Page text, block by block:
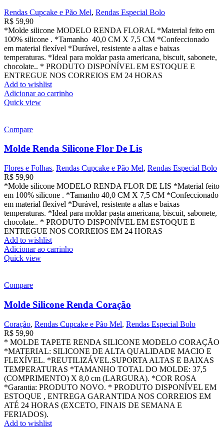
Rendas Cupcake e Pão Mel, Rendas Especial Bolo
R$ 59,90
*Molde silicone MODELO RENDA FLORAL *Material feito em
100% silicone . *Tamanho 40,0 CM X 7,5 CM *Confeccionado
em material flexível *Durável, resistente a altas e baixas
temperaturas. *Ideal para moldar pasta americana, biscuit, sabonete,
chocolate.. * PRODUTO DISPONÍVEL EM ESTOQUE E
ENTREGUE NOS CORREIOS EM 24 HORAS
Add to wishlist
Adicionar ao carrinho
Quick view
Compare
Molde Renda Silicone Flor De Lis
Flores e Folhas, Rendas Cupcake e Pão Mel, Rendas Especial Bolo
R$ 59,90
*Molde silicone MODELO RENDA FLOR DE LIS *Material feito
em 100% silicone . *Tamanho 40,0 CM X 7,5 CM *Confeccionado
em material flexível *Durável, resistente a altas e baixas
temperaturas. *Ideal para moldar pasta americana, biscuit, sabonete,
chocolate.. * PRODUTO DISPONÍVEL EM ESTOQUE E
ENTREGUE NOS CORREIOS EM 24 HORAS
Add to wishlist
Adicionar ao carrinho
Quick view
Compare
Molde Silicone Renda Coração
Coração, Rendas Cupcake e Pão Mel, Rendas Especial Bolo
R$ 59,90
* MOLDE TAPETE RENDA SILICONE MODELO CORAÇÃO
*MATERIAL: SILICONE DE ALTA QUALIDADE MACIO E
FLEXÍVEL. *REUTILIZÁVEL.SUPORTA ALTAS E BAIXAS
TEMPERATURAS *TAMANHO TOTAL DO MOLDE: 37,5
(COMPRIMENTO) X 8,0 cm (LARGURA). *COR ROSA
*Garantia: PRODUTO NOVO. * PRODUTO DISPONÍVEL EM
ESTOQUE , ENTREGA GARANTIDA NOS CORREIOS EM
ATÉ 24 HORAS (EXCETO, FINAIS DE SEMANA E
FERIADOS).
Add to wishlist